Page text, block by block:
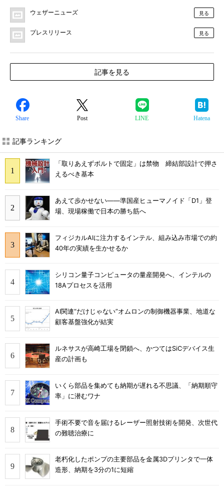
ウェザーニューズ 見る
プレスリリース 見る
記事を見る
Share Post LINE Hatena
記事ランキング
「取りあえずボルトで固定」は禁物 締結部設計で押さ
えるべき基本
あえて歩かせない――準国産ヒューマノイド「D1」登
場、現場稼働で日本の勝ち筋へ
フィジカルAIに注力するインテル、組み込み市場での約
40年の実績を生かせるか
シリコン量子コンピュータの量産開発へ、インテルの
18Aプロセスを活用
AI関連“だけじゃない”オムロンの制御機器事業、地道な
顧客基盤強化が結実
ルネサスが高崎工場を閉鎖へ、かつてはSiCデバイス生
産の計画も
いくら部品を集めても納期が遅れる不思議、「納期順守
率」に潜むワナ
手術不要で音を届けるレーザー照射技術を開発、次世代
の難聴治療に
老朽化したポンプの主要部品を金属3Dプリンタで一体
造形、納期を3分の1に短縮